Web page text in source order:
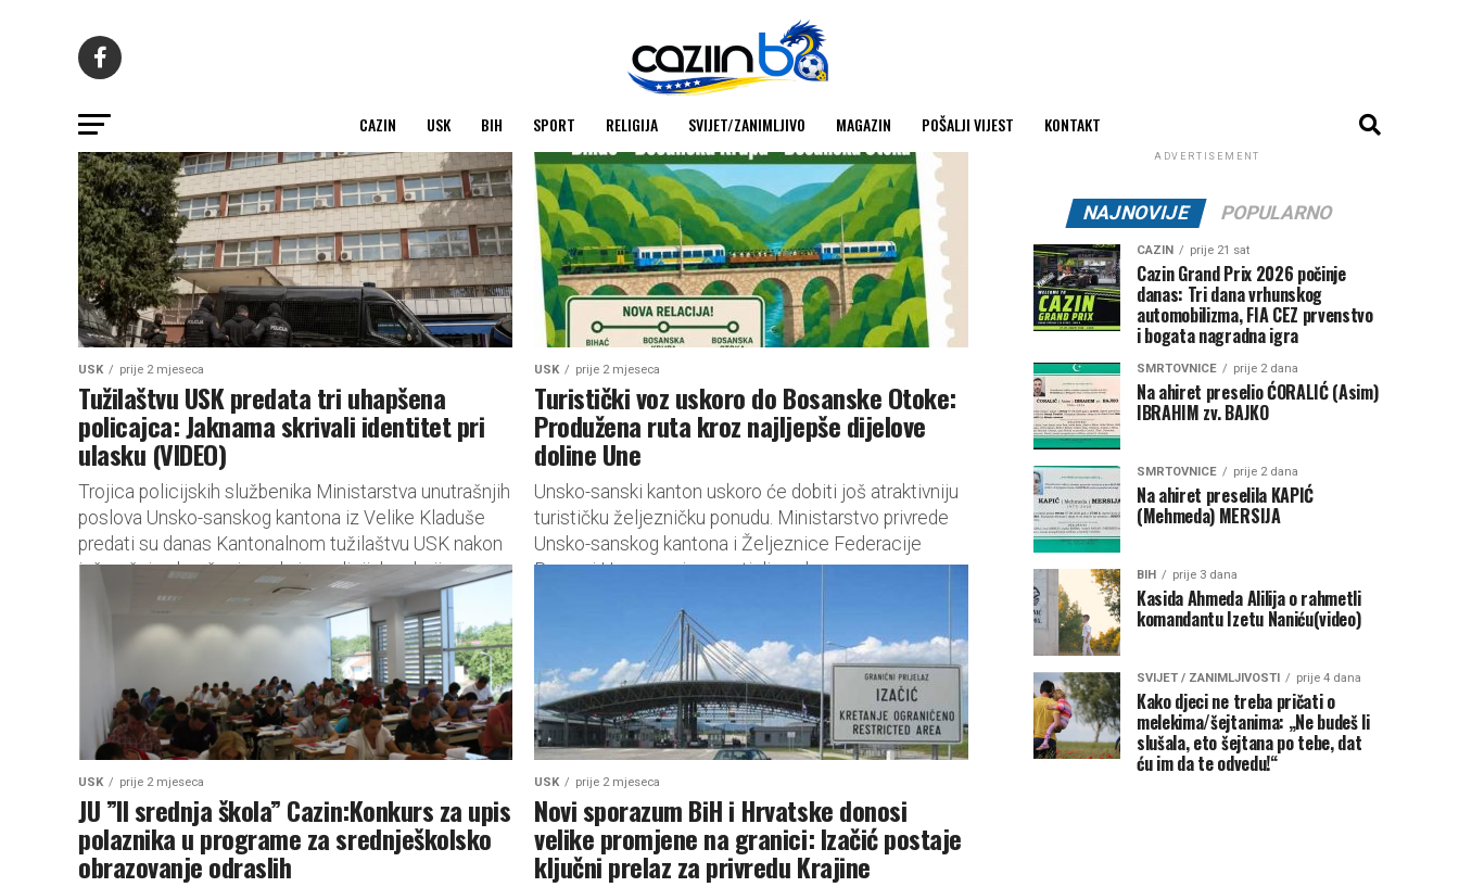
CAZIN USK BIH SPORT RELIGIJA SVIJET/ZANIMLJIVO MAGAZIN POŠALJI VIJEST KONTAKT
USK prije 2 mjeseca
Tužilaštvu USK predata tri uhapšena
policajca: Jaknama skrivali identitet pri
ulasku (VIDEO)
Trojica policijskih službenika Ministarstva unutrašnjih
poslova Unsko-sanskog kantona iz Velike Kladuše
predati su danas Kantonalnom tužilaštvu USK nakon
jučerašnjeg hapšenja u okviru policijske akcije.
Prilikom dovođenja...
USK prije 2 mjeseca
Turistički voz uskoro do Bosanske Otoke:
Produžena ruta kroz najljepše dijelove
doline Une
Unsko-sanski kanton uskoro će dobiti još atraktivniju
turističku željezničku ponudu. Ministarstvo privrede
Unsko-sanskog kantona i Željeznice Federacije
Bosne i Hercegovine postigli su dogovor o
USK prije 2 mjeseca
JU ”II srednja škola” Cazin:Konkurs za upis
polaznika u programe za srednješkolsko
obrazovanje odraslih
USK prije 2 mjeseca
Novi sporazum BiH i Hrvatske donosi
velike promjene na granici: Izačić postaje
ključni prelaz za privredu Krajine
ADVERTISEMENT
NAJNOVIJE POPULARNO
CAZIN prije 21 sat
Cazin Grand Prix 2026 počinje
danas: Tri dana vrhunskog
automobilizma, FIA CEZ prvenstvo
i bogata nagradna igra
SMRTOVNICE prije 2 dana
Na ahiret preselio ĆORALIĆ (Asim)
IBRAHIM zv. BAJKO
SMRTOVNICE prije 2 dana
Na ahiret preselila KAPIĆ
(Mehmeda) MERSIJA
BIH prije 3 dana
Kasida Ahmeda Alilija o rahmetli
komandantu Izetu Naniću(video)
SVIJET / ZANIMLJIVOSTI prije 4 dana
Kako djeci ne treba pričati o
melekima/šejtanima: „Ne budeš li
slušala, eto šejtana po tebe, dat
ću im da te odvedu!“